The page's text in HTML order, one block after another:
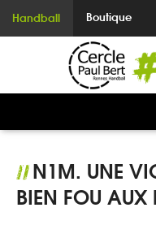
Handball Boutique
//N1M. UNE
BIEN FOU AUX